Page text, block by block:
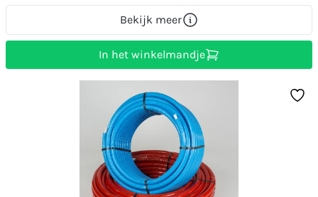
Bekijk meer
In het winkelmandje